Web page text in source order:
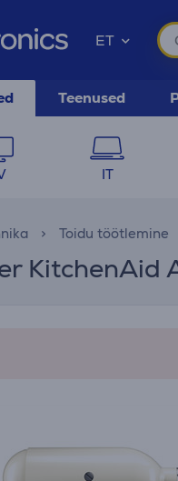
ET
Teenused
IT
Toidu töötlemine
KitchenAid